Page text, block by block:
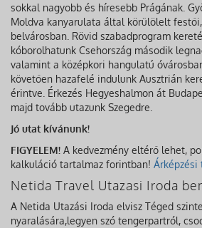
sokkal nagyobb és híresebb Prágának.
Moldva kanyarulata által körülölelt
belvárosban. Rövid szabadprogram
kóborolhatunk Csehország második
valamint a középkori hangulatú
követően hazafelé indulunk Ausztrián
érintve. Érkezés Hegyeshalmon át
majd tovább utazunk Szegedre.
Jó utat kívánunk!
FIGYELEM! A kedvezmény eltérő lehet,
kalkuláció tartalmaz forintban! Árképzési
Netida Travel Utazasi Iroda
A Netida Utazási Iroda elvisz Téged
nyaralására,legyen szó tengerpartról,